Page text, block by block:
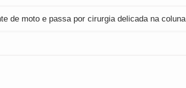
de moto e passa por cirurgia delicada na coluna